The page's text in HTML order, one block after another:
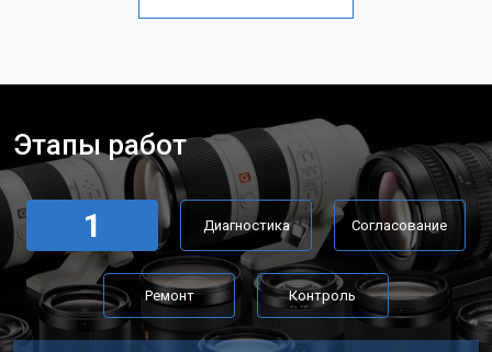
Этапы работ
1 Диагностика Согласование
Ремонт Контроль